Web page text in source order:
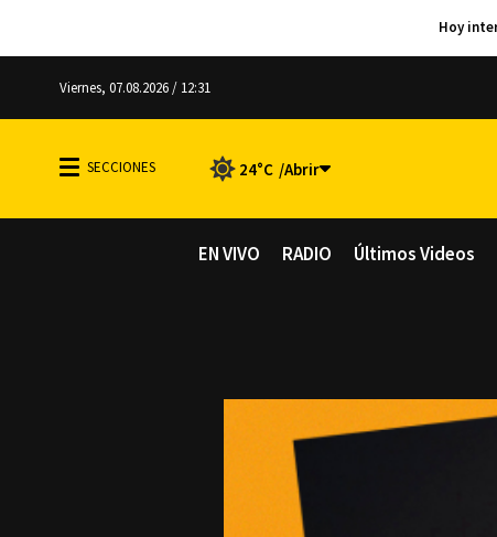
Viernes, 07.08.2026 / 12:31
24°C
EN VIVO RADIO Últimos Videos